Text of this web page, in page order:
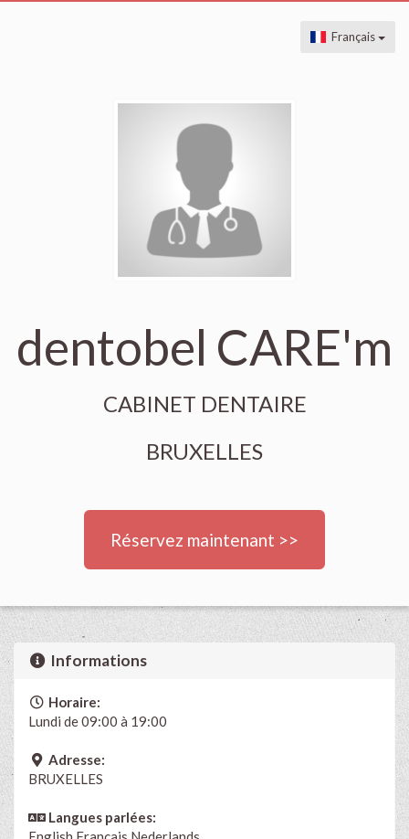
Français
dentobel CARE'm
CABINET DENTAIRE
BRUXELLES
Réservez maintenant >>
Informations
Horaire:
Lundi de 09:00 à 19:00
Adresse:
BRUXELLES
Langues parlées: